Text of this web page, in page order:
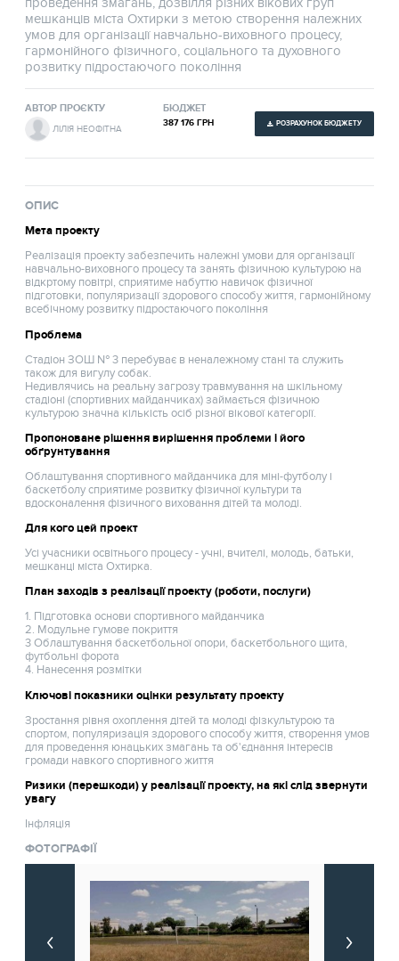
мешканців міста Охтирки з метою створення належних
умов для організації навчально-виховного процесу,
гармонійного фізичного, соціального та духовного
розвитку підростаючого покоління
АВТОР ПРОЄКТУ
ЛІЛІЯ НЕОФІТНА
БЮДЖЕТ
387 176 ГРН РОЗРАХУНОК БЮДЖЕТУ
ОПИС
Мета проекту
Реалізація проекту забезпечить належні умови для організації
навчально-виховного процесу та занять фізичною культурою на
відкртому повітрі, сприятиме набуттю навичок фізичної
підготовки, популяризації здорового способу життя, гармонійному
всебічному розвитку підростаючого покоління
Проблема
Стадіон ЗОШ № 3 перебуває в неналежному стані та служить
також для вигулу собак.
Недивлячись на реальну загрозу травмування на шкільному
стадіоні (спортивних майданчиках) займається фізичною
культурою значна кількість осіб різної вікової категорії.
Пропоноване рішення вирішення проблеми і його
обґрунтування
Облаштування спортивного майданчика для міні-футболу і
баскетболу сприятиме розвитку фізичної культури та
вдосконалення фізичного виховання дітей та молоді.
Для кого цей проект
Усі учасники освітнього процесу - учні, вчителі, молодь, батьки,
мешканці міста Охтирка.
План заходів з реалізації проекту (роботи, послуги)
1. Підготовка основи спортивного майданчика
2. Модульне гумове покриття
3 Облаштування баскетбольної опори, баскетбольного щита,
футбольні форота
4. Нанесення розмітки
Ключові показники оцінки результату проекту
Зростання рівня охоплення дітей та молоді фізкультурою та
спортом, популяризація здорового способу життя, створення умов
для проведення юнацьких змагань та об'єднання інтересів
громади навкого спортивного життя
Ризики (перешкоди) у реалізації проекту, на які слід звернути
увагу
Інфляція
ФОТОГРАФІЇ